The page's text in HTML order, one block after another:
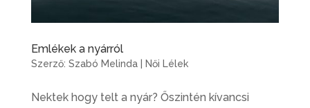
Emlékek a nyárról
Szerző: Szabó Melinda| Női Lélek
Nektek hogy telt a nyár? Őszintén kívancsi